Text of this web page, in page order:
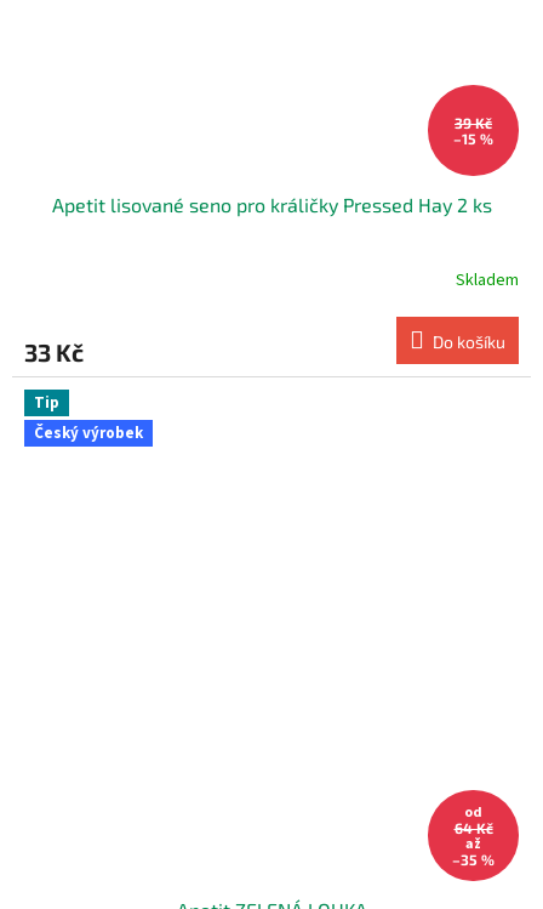
39 Kč
–15 %
Apetit lisované seno pro králičky Pressed Hay 2 ks
Skladem
33 Kč Do košíku
Tip
Český výrobek
od
64 Kč
až
–35 %